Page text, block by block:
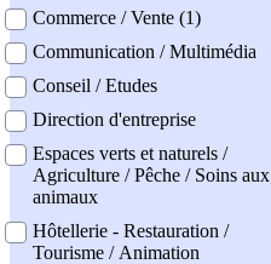
Commerce / Vente (1)
Communication / Multimédia
Conseil / Etudes
Direction d'entreprise
Espaces verts et naturels /
Agriculture / Pêche / Soins aux
animaux
Hôtellerie - Restauration /
Tourisme / Animation